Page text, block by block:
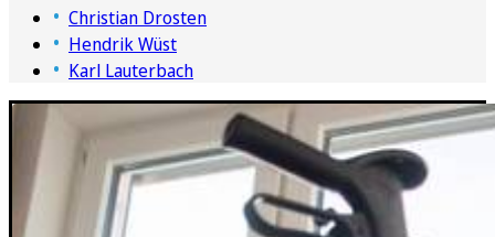
Christian Drosten
Hendrik Wüst
Karl Lauterbach